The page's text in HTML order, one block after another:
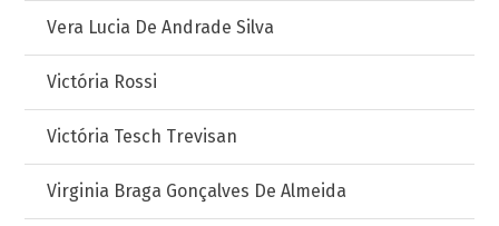
Vera Lucia De Andrade Silva
Victória Rossi
Victória Tesch Trevisan
Virginia Braga Gonçalves De Almeida